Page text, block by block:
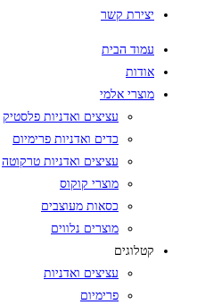
יצירת קשר
עמוד הבית
אודות
מוצרי אלמי
עציצים ואדניות פלסטיק
כדים ואדניות פרימיום
עציצים ואדניות טרקוטה
מוצרי קוקוס
כסאות מעוצבים
מוצרים נלווים
קטלוגים
עציצים ואדניות
פרימיום